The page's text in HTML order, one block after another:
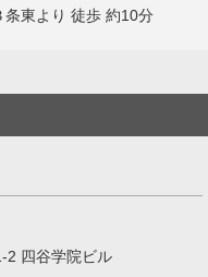
東より 徒歩 約10分
2 四谷学院ビル